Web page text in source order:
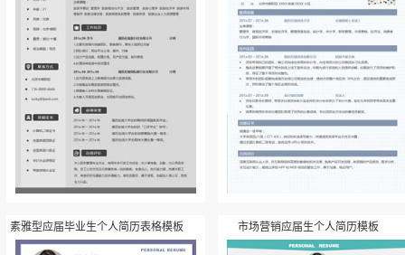
素雅型应届毕业生个人简历表格模板 市场营销应届生个人简历模板